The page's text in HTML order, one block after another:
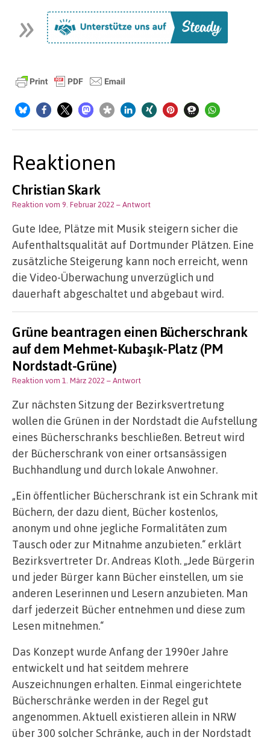
Reaktionen
Christian Skark
Reaktion vom 9. Februar 2022 – Antwort
Gute Idee, Plätze mit Musik steigern sicher die
Aufenthaltsqualität auf Dortmunder Plätzen. Eine
zusätzliche Steigerung kann noch erreicht, wenn
die Video-Überwachung unverzüglich und
dauerhaft abgeschaltet und abgebaut wird.
Grüne beantragen einen Bücherschrank
auf dem Mehmet-Kubaşık-Platz (PM
Nordstadt-Grüne)
Reaktion vom 1. März 2022 – Antwort
Zur nächsten Sitzung der Bezirksvertretung
wollen die Grünen in der Nordstadt die Aufstellung
eines Bücherschranks beschließen. Betreut wird
der Bücherschrank von einer ortsansässigen
Buchhandlung und durch lokale Anwohner.
„Ein öffentlicher Bücherschrank ist ein Schrank mit
Büchern, der dazu dient, Bücher kostenlos,
anonym und ohne jegliche Formalitäten zum
Tausch oder zur Mitnahme anzubieten.“ erklärt
Bezirksvertreter Dr. Andreas Kloth. „Jede Bürgerin
und jeder Bürger kann Bücher einstellen, um sie
anderen Leserinnen und Lesern anzubieten. Man
darf jederzeit Bücher entnehmen und diese zum
Lesen mitnehmen.“
Das Konzept wurde Anfang der 1990er Jahre
entwickelt und hat seitdem mehrere
Auszeichnungen erhalten. Einmal eingerichtete
Bücherschränke werden in der Regel gut
angenommen. Aktuell existieren allein in NRW
über 300 solcher Schränke, auch in der Nordstadt